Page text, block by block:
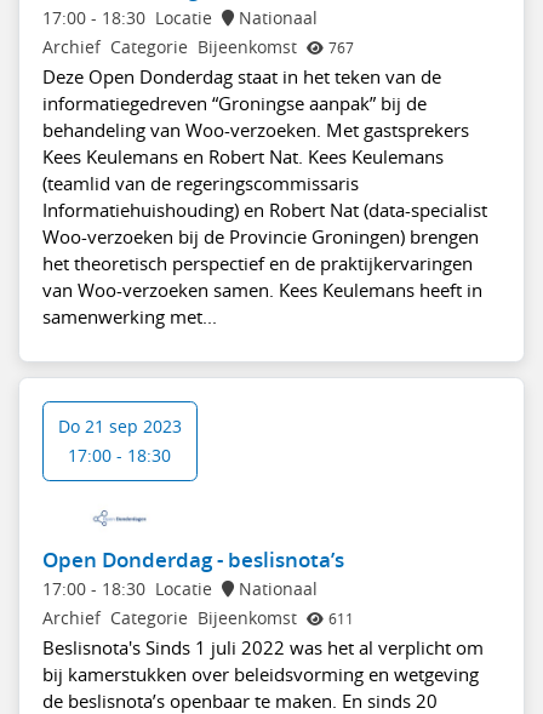
17:00- 18:30 Locatie
Nationaal
Archief Categorie Bijeenkomst 767
Deze Open Donderdag staat in het teken van de
informatiegedreven “Groningse aanpak” bij de
behandeling van Woo-verzoeken. Met gastsprekers
Kees Keulemans en Robert Nat. Kees Keulemans
(teamlid van de regeringscommissaris
Informatiehuishouding) en Robert Nat (data-specialist
Woo-verzoeken bij de Provincie Groningen) brengen
het theoretisch perspectief en de praktijkervaringen
van Woo-verzoeken samen. Kees Keulemans heeft in
samenwerking met...
Open Donderdag - beslisnota’s
17:00- 18:30 Locatie
Nationaal
Archief Categorie Bijeenkomst 611
Beslisnota's Sinds 1 juli 2022 was het al verplicht om
bij kamerstukken over beleidsvorming en wetgeving
de beslisnota’s openbaar te maken. En sinds 20
Do 21 sep 2023
17:00 - 18:30